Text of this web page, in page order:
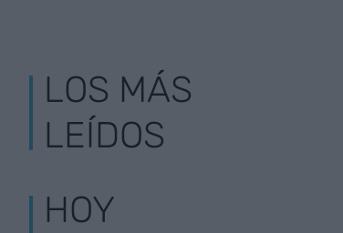
LOS MÁS
LEÍDOS
HOY